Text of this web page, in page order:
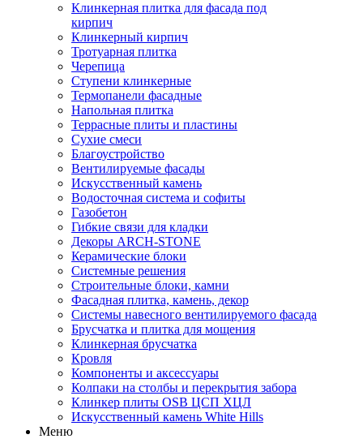
Клинкерная плитка для фасада под
кирпич
Клинкерный кирпич
Тротуарная плитка
Черепица
Ступени клинкерные
Термопанели фасадные
Напольная плитка
Террасные плиты и пластины
Сухие смеси
Благоустройство
Вентилируемые фасады
Искусственный камень
Водосточная система и софиты
Газобетон
Гибкие связи для кладки
Декоры ARCH-STONE
Керамические блоки
Системные решения
Строительные блоки, камни
Фасадная плитка, камень, декор
Системы навесного вентилируемого фасада
Брусчатка и плитка для мощения
Клинкерная брусчатка
Кровля
Компоненты и аксессуары
Колпаки на столбы и перекрытия забора
Клинкер плиты OSB ЦСП ХЦЛ
Искусственный камень White Hills
Меню